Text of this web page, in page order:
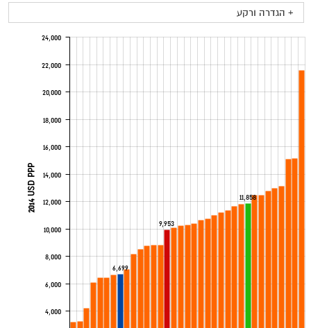
+ הגדרה ורקע
6,699
9,953
11,858
4,000
6,000
8,000
10,000
12,000
14,000
16,000
18,000
20,000
22,000
24,000
2014 USD PPP